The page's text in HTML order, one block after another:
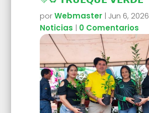
porWebmaster| Jun 6, 2026
Noticias | 0 Comentarios